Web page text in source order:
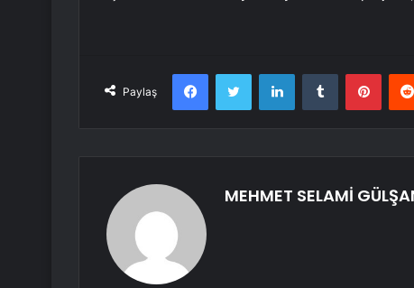
Paylaş
FacebookTwitter LinkedInTumblr
MEHMET SELAMİ